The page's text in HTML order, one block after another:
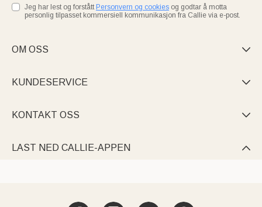
Jeg har lest og forstått Personvern og cookies og godtar å motta
personlig tilpasset kommersiell kommunikasjon fra Callie via e-post.
OM OSS 
KUNDESERVICE 
KONTAKT OSS 
LAST NED CALLIE-APPEN 